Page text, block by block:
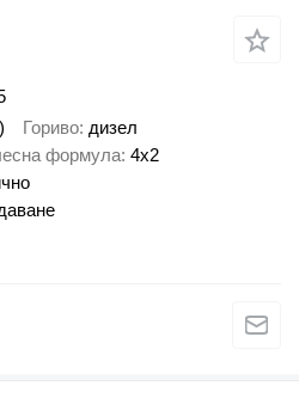
Гориво дизел
формула 4x2